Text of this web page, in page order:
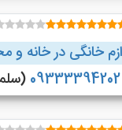
خانگی در خانه و
09333394202